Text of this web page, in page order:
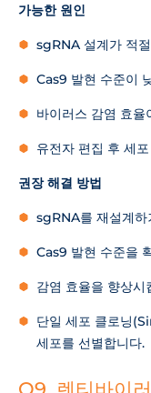
가능한 원인
sgRNA 설계가 적
Cas9 발현 수준이
바이러스 감염 효율
유전자 편집 후 세
권장 해결 방법
sgRNA를 재설계하
Cas9 발현 수준을
감염 효율을 향상시
단일 세포 클로닝
세포를 선별합니다.
Q9. 렌티바이